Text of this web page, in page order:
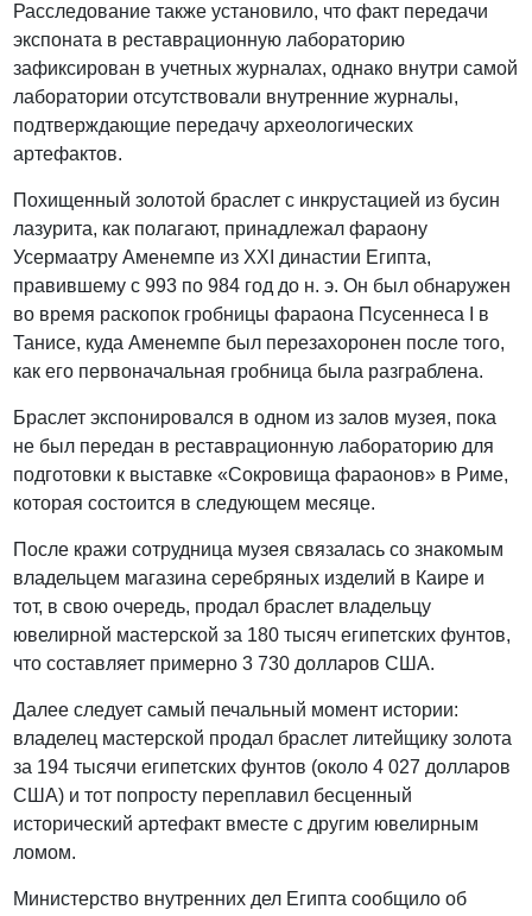
Расследование также установило, что факт передачи
экспоната в реставрационную лабораторию
зафиксирован в учетных журналах, однако внутри самой
лаборатории отсутствовали внутренние журналы,
подтверждающие передачу археологических
артефактов.
Похищенный золотой браслет с инкрустацией из бусин
лазурита, как полагают, принадлежал фараону
Усермаатру Аменемпе из XXI династии Египта,
правившему с 993 по 984 год до н. э. Он был обнаружен
во время раскопок гробницы фараона Псусеннеса I в
Танисе, куда Аменемпе был перезахоронен после того,
как его первоначальная гробница была разграблена.
Браслет экспонировался в одном из залов музея, пока
не был передан в реставрационную лабораторию для
подготовки к выставке «Сокровища фараонов» в Риме,
которая состоится в следующем месяце.
После кражи сотрудница музея связалась со знакомым
владельцем магазина серебряных изделий в Каире и
тот, в свою очередь, продал браслет владельцу
ювелирной мастерской за 180 тысяч египетских фунтов,
что составляет примерно 3 730 долларов США.
Далее следует самый печальный момент истории:
владелец мастерской продал браслет литейщику золота
за 194 тысячи египетских фунтов (около 4 027 долларов
США) и тот попросту переплавил бесценный
исторический артефакт вместе с другим ювелирным
ломом.
Министерство внутренних дел Египта сообщило об